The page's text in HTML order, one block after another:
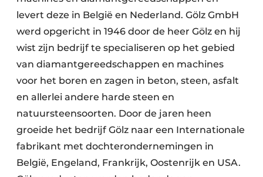
levert deze in België en Nederland. Gölz GmbH
werd opgericht in 1946 door de heer Gölz en hij
wist zijn bedrijf te specialiseren op het gebied
van diamantgereedschappen en machines
voor het boren en zagen in beton, steen, asfalt
en allerlei andere harde steen en
natuursteensoorten. Door de jaren heen
groeide het bedrijf Gölz naar een Internationale
fabrikant met dochterondernemingen in
België, Engeland, Frankrijk, Oostenrijk en USA.